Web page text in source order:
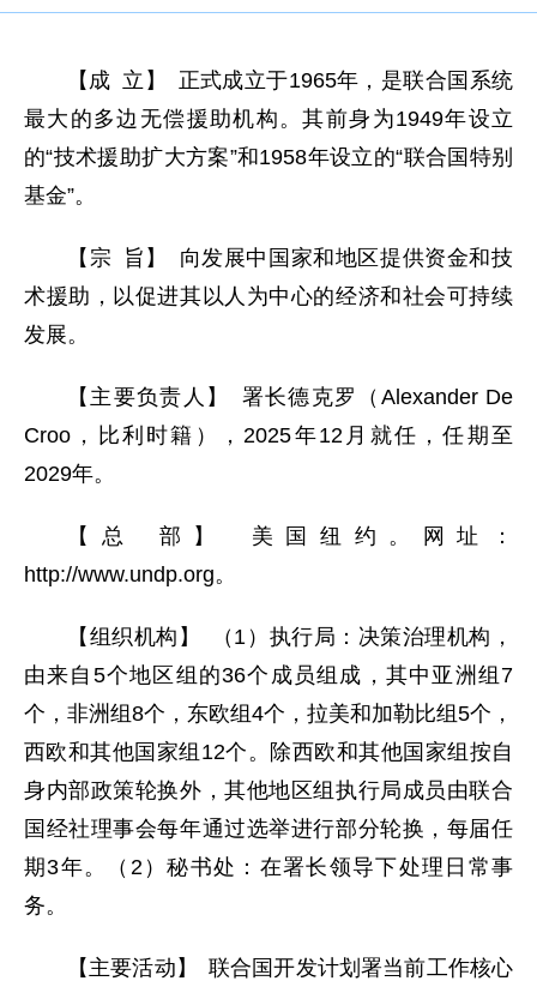
【成 立】 正式成立于1965年，是联合国系统
最大的多边无偿援助机构。其前身为1949年设立
的“技术援助扩大方案”和1958年设立的“联合国特别
基金”。
【宗 旨】 向发展中国家和地区提供资金和技
术援助，以促进其以人为中心的经济和社会可持续
发展。
【主要负责人】 署长德克罗（Alexander De
Croo，比利时籍），2025年12月就任，任期至
2029年。
【总 部】 美国纽约。网址：
http://www.undp.org。
【组织机构】 （1）执行局：决策治理机构，
由来自5个地区组的36个成员组成，其中亚洲组7
个，非洲组8个，东欧组4个，拉美和加勒比组5个，
西欧和其他国家组12个。除西欧和其他国家组按自
身内部政策轮换外，其他地区组执行局成员由联合
国经社理事会每年通过选举进行部分轮换，每届任
期3年。（2）秘书处：在署长领导下处理日常事
务。
【主要活动】 联合国开发计划署当前工作核心